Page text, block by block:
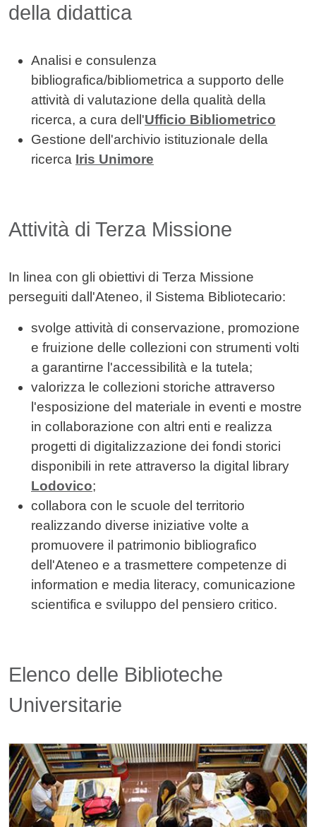
della didattica
Analisi e consulenza
bibliografica/bibliometrica a supporto delle
attività di valutazione della qualità della
ricerca, a cura dell'Ufficio Bibliometrico
Gestione dell'archivio istituzionale della
ricerca Iris Unimore
Attività di Terza Missione
In linea con gli obiettivi di Terza Missione
perseguiti dall'Ateneo, il Sistema Bibliotecario:
svolge attività di conservazione, promozione
e fruizione delle collezioni con strumenti volti
a garantirne l'accessibilità e la tutela;
valorizza le collezioni storiche attraverso
l'esposizione del materiale in eventi e mostre
in collaborazione con altri enti e realizza
progetti di digitalizzazione dei fondi storici
disponibili in rete attraverso la digital library
Lodovico;
collabora con le scuole del territorio
realizzando diverse iniziative volte a
promuovere il patrimonio bibliografico
dell'Ateneo e a trasmettere competenze di
information e media literacy, comunicazione
scientifica e sviluppo del pensiero critico.
Elenco delle Biblioteche
Universitarie
Image